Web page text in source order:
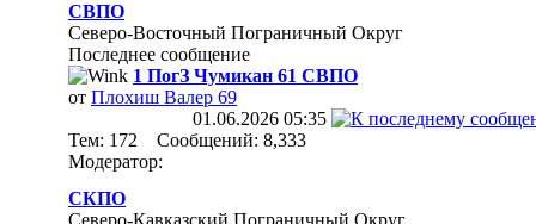
СВПО
Северо-Восточный Пограничный Округ
Последнее сообщение
1 ПогЗ Чумикан 61 СВПО
от Плохиш Валер 69
01.06.2026 05:35
Тем: 172 Сообщений: 8,333
Модератор:
СКПО
Северо-Кавказский Пограничный Округ